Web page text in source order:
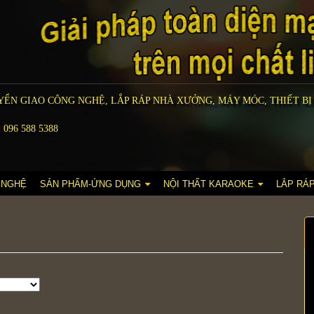
GIAO CÔNG NGHỆ, LẮP RÁP NHÀ XƯỞNG, MÁY MÓC, THIẾT
588 5388
SẢN PHẨM-ỨNG DỤNG NỘI THẤT KARAOKE LẮP